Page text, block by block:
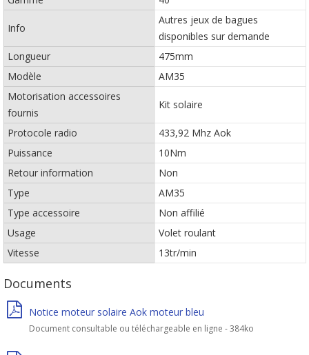
Info
Autres jeux de bagues
disponibles sur demande
Longueur
475mm
Modèle
AM35
Motorisation accessoires
fournis
Kit solaire
Protocole radio
433,92 Mhz Aok
Puissance
10Nm
Retour information
Non
Type
AM35
Type accessoire
Non affilié
Usage
Volet roulant
Vitesse
13tr/min
Documents
Notice moteur solaire Aok moteur bleu
Document consultable ou téléchargeable en ligne - 384ko